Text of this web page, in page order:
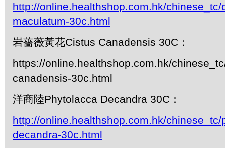
http://online.healthshop.com.hk/chinese_tc/
maculatum-30c.html
岩薔薇黃花Cistus Canadensis 30C：
https://online.healthshop.com.hk/
canadensis-30c.html
洋商陸Phytolacca Decandra 30C：
http://online.healthshop.com.hk/chinese_tc/
decandra-30c.html